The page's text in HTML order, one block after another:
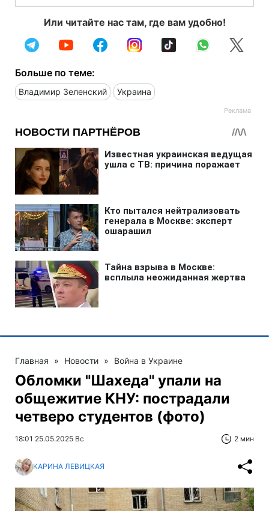
Или читайте нас там, где вам удобно!
Больше по теме:
Владимир Зеленский Украина
Главная » Новости » Война в Украине
Обломки "Шахеда" упали на
общежитие КНУ: пострадали
четверо студентов (фото)
18:01 25.05.2025 Вс 2 мин
КАРИНА ЛЕВИЦКАЯ